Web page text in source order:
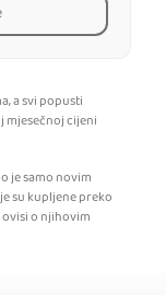
a svi popusti
cijeni
je samo novim
su kupljene preko
o njihovim